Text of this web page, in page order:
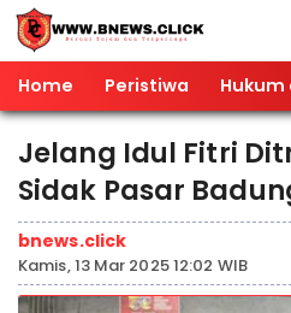
Home Peristiwa Hukum
Jelang Idul Fitri
Sidak Pasar
bnews.click
Kamis, 13 Mar 2025 12:02 WIB